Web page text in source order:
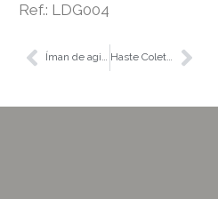
Ref.: LDG004
Íman de agitação em forma de estrela, 10×6 mm Haste Coletora Magnética de 340 mm